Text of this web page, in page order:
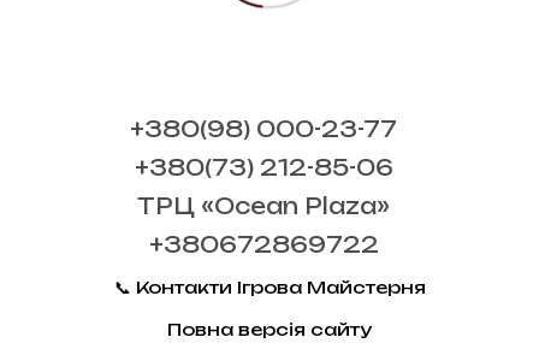
+380(98) 000-23-77
+380(73) 212-85-06
ТРЦ «Ocean Plaza»
+380672869722
📞 Контакти Ігрова Майстерня
Повна версія сайту